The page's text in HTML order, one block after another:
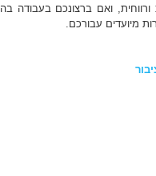
ואם ברצונכם בעבודה בה
מיועדים עבורכם.